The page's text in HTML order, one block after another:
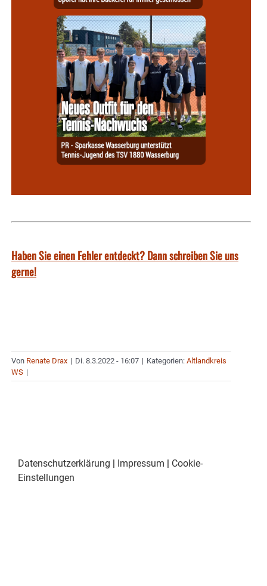
Haben Sie einen Fehler entdeckt? Dann schreiben Sie uns
gerne!
Von Renate Drax | Di. 8.3.2022 - 16:07 | Kategorien: Altlandkreis
WS |
Datenschutzerklärung | Impressum | Cookie-
Einstellungen